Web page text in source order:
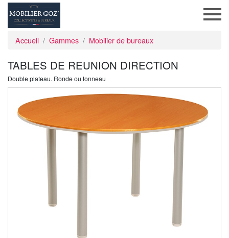
Accueil Gammes Mobilier de bureaux
TABLES DE REUNION DIRECTION
Double plateau. Ronde ou tonneau